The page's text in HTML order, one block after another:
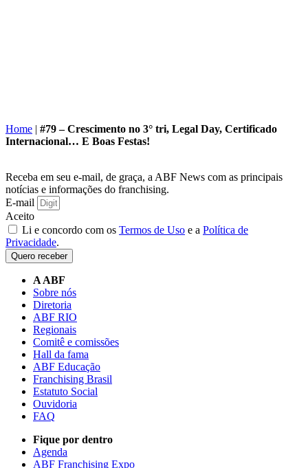
Home | #79 – Crescimento no 3° tri, Legal Day, Certificado
Internacional… E Boas Festas!
Receba em seu e-mail, de graça, a ABF News com as principais
notícias e informações do franchising.
E-mail
Aceito
Li e concordo com os Termos de Uso e a Política de
Privacidade.
Quero receber
A ABF
Sobre nós
Diretoria
ABF RIO
Regionais
Comitê e comissões
Hall da fama
ABF Educação
Franchising Brasil
Estatuto Social
Ouvidoria
FAQ
Fique por dentro
Agenda
ABF Franchising Expo